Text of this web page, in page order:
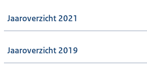
Jaaroverzicht 2021
Jaaroverzicht 2019